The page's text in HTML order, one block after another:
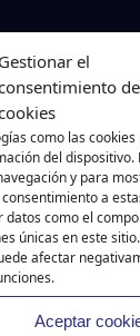
Gestionar el
como las
del
y para
a
como el
únicas en este
afectar
Aceptar
agregador de
portales
por
de
la veracidad
na Costa
de